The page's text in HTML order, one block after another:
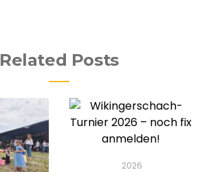
Related Posts
2026